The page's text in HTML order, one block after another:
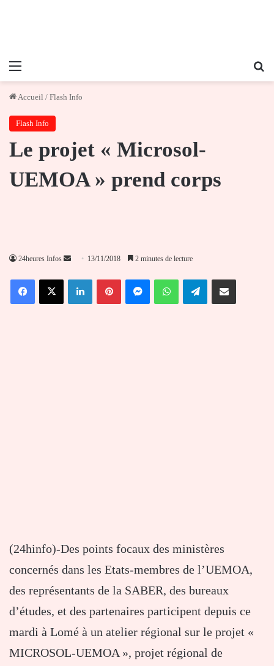
Menu
Accueil / Flash Info
Flash Info
Le projet « Microsol-
UEMOA » prend corps
24heures Infos
Envoyer
courriel
13/11/2018 2 minutes de lecture
FacebookX LinkedinPinterestMessengerWhatsAppTelegramPartager par email
(24hinfo)-Des points focaux des ministères
concernés dans les Etats-membres de l’UEMOA,
des représentants de la SABER, des bureaux
d’études, et des partenaires participent depuis ce
mardi à Lomé à un atelier régional sur le projet «
MICROSOL-UEMOA », projet régional de